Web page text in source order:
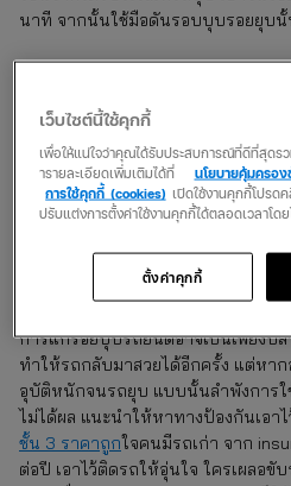
นาที จากนั้นใช้มือดันรอบบุบรอยยุบ
ตัวดูดรอยบุบรถยนต์ เป็นอุปกรณ์ที่อ
ผสานกับแรงดึง ทำให้เราสามารถดึง
เดิมได้
เสริมความปลอด
รถยนต์ปัญหาไหน
การแก้รอยบุบรถยนต์อาจเป็นเพียงป
ทำให้รถกลับมาสวยได้อีกครั้ง แต่หา
อุบัติหนักจนรถยุบ แบบนั้นลำพังการใ
ไม่ได้ผล แนะนำให้หาทางป้องกันเอา
ชั้น 3 ราคาถูกใจคนมีรถเก่า จาก
ต่อปี เอาไว้ติดรถให้อุ่นใจ ใครเผลอ
เว็บไซต์นี้ใช้คุกกี้
เพื่อให้แน่ใจว่าคุณได้รับประสบการณ์ที่ดีที่สุด
ารายละเอียดเพิ่มเติมได้ที่
นโยบายคุ้มครอ
การใช้คุกกี้ (cookies) เปิดใช้งานคุกกี้โปร
ปรับแต่งการตั้งค่าใช้งานคุกกี้ได้ตลอดเวลาโด
ตั้งค่าคุกกี้